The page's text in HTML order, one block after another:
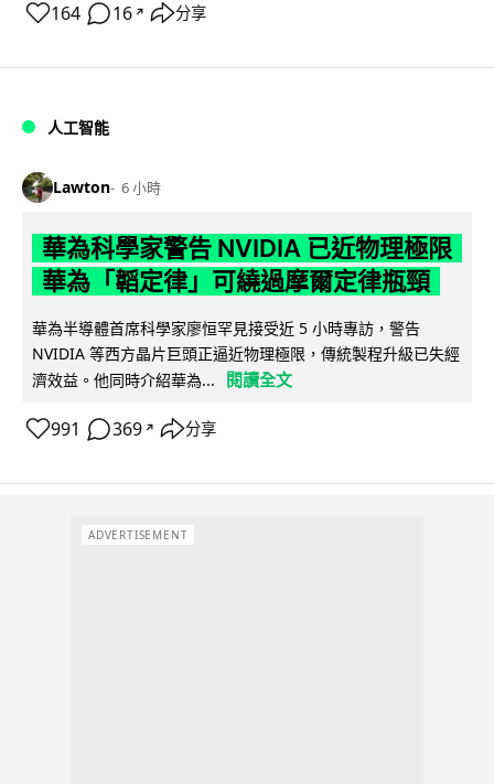
164 16 ↗ 分享
人工智能
Lawton 6 小時
華為科學家警告 NVIDIA 已近物理極限
華為「韜定律」可繞過摩爾定律瓶頸
華為半導體首席科學家廖恒罕見接受近 5 小時專訪，警告
NVIDIA 等西方晶片巨頭正逼近物理極限，傳統製程升級已失經
濟效益。他同時介紹華為...
閱讀全文
991 369 ↗ 分享
ADVERTISEMENT